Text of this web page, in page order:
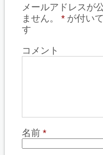
メールアドレスが
ません。
* が付い
す
コメント
名前 *